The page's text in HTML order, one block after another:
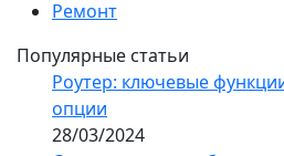
Ремонт
Популярные статьи
Роутер: ключевые
опции
28/03/2024